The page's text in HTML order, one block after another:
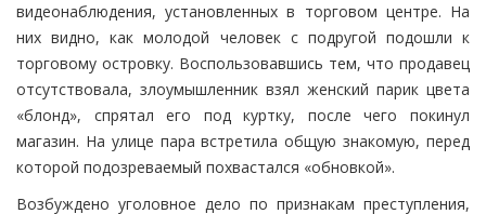
видеонаблюдения, установленных в торговом центре. На
них видно, как молодой человек с подругой подошли к
торговому островку. Воспользовавшись тем, что продавец
отсутствовала, злоумышленник взял женский парик цвета
«блонд», спрятал его под куртку, после чего покинул
магазин. На улице пара встретила общую знакомую, перед
которой подозреваемый похвастался «обновкой».
Возбуждено уголовное дело по признакам преступления,